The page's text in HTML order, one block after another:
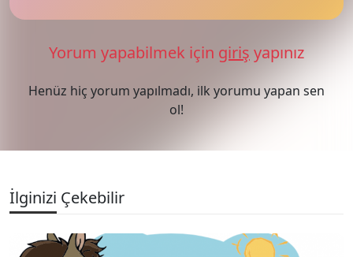
Yorum yapabilmek için giriş yapınız
Henüz hiç yorum yapılmadı, ilk yorumu yapan sen
ol!
İlginizi Çekebilir